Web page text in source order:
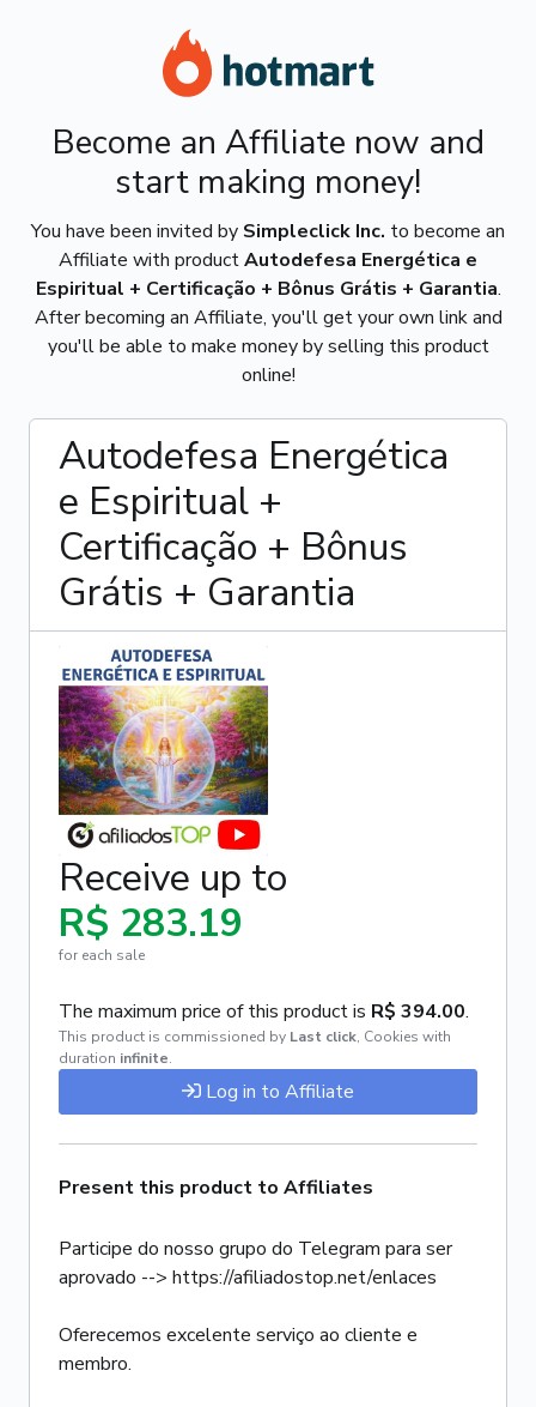
Become an Affiliate now and
start making money!
You have been invited by Simpleclick Inc. to become an
Affiliate with productAutodefesa Energética e
Espiritual + Certificação + Bônus Grátis + Garantia.
After becoming an Affiliate, you'll get your own link and
you'll be able to make money by selling this product
online!
Autodefesa Energética
e Espiritual +
Certificação + Bônus
Grátis + Garantia
Receive up to
R$ 283.19
for each sale
The maximum price of this product is R$ 394.00.
This product is commissioned by Last click, Cookies with
duration infinite.
Log in to Affiliate
Present this product to Affiliates
Participe do nosso grupo do Telegram para ser
aprovado --> https://afiliadostop.net/enlaces
Oferecemos excelente serviço ao cliente e
membro.